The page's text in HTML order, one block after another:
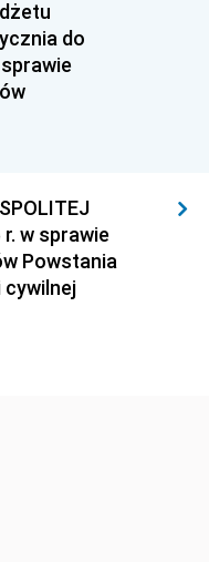
1946
do
w sprawie
Powstania